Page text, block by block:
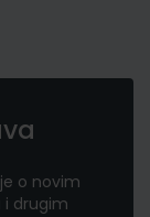
o novim
i drugim